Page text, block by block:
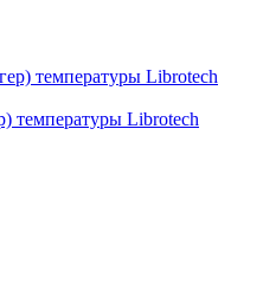
температуры Librotech